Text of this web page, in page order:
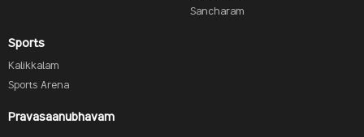
Sancharam
Sports
Kalikkalam
Sports Arena
Pravasaanubhavam